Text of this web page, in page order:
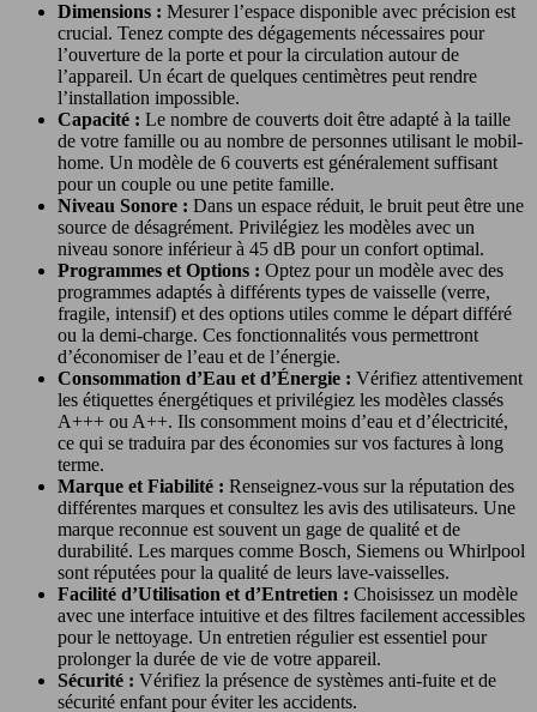
Dimensions : Mesurer l’espace disponible avec précision est
crucial. Tenez compte des dégagements nécessaires pour
l’ouverture de la porte et pour la circulation autour de
l’appareil. Un écart de quelques centimètres peut rendre
l’installation impossible.
Capacité : Le nombre de couverts doit être adapté à la taille
de votre famille ou au nombre de personnes utilisant le mobil-
home. Un modèle de 6 couverts est généralement suffisant
pour un couple ou une petite famille.
Niveau Sonore : Dans un espace réduit, le bruit peut être une
source de désagrément. Privilégiez les modèles avec un
niveau sonore inférieur à 45 dB pour un confort optimal.
Programmes et Options : Optez pour un modèle avec des
programmes adaptés à différents types de vaisselle (verre,
fragile, intensif) et des options utiles comme le départ différé
ou la demi-charge. Ces fonctionnalités vous permettront
d’économiser de l’eau et de l’énergie.
Consommation d’Eau et d’Énergie : Vérifiez attentivement
les étiquettes énergétiques et privilégiez les modèles classés
A+++ ou A++. Ils consomment moins d’eau et d’électricité,
ce qui se traduira par des économies sur vos factures à long
terme.
Marque et Fiabilité : Renseignez-vous sur la réputation des
différentes marques et consultez les avis des utilisateurs. Une
marque reconnue est souvent un gage de qualité et de
durabilité. Les marques comme Bosch, Siemens ou Whirlpool
sont réputées pour la qualité de leurs lave-vaisselles.
Facilité d’Utilisation et d’Entretien : Choisissez un modèle
avec une interface intuitive et des filtres facilement accessibles
pour le nettoyage. Un entretien régulier est essentiel pour
prolonger la durée de vie de votre appareil.
Sécurité : Vérifiez la présence de systèmes anti-fuite et de
sécurité enfant pour éviter les accidents.